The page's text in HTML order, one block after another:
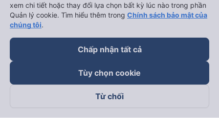
Theo dõi chúng tôi trên
xem chi tiết hoặc thay đổi lựa chọn bất kỳ lúc nào trong phần
Quản lý cookie. Tìm hiểu thêm trong Chính sách bảo mật của
chúng tôi.
Chấp nhận tất cả
Tùy chọn cookie
Từ chối